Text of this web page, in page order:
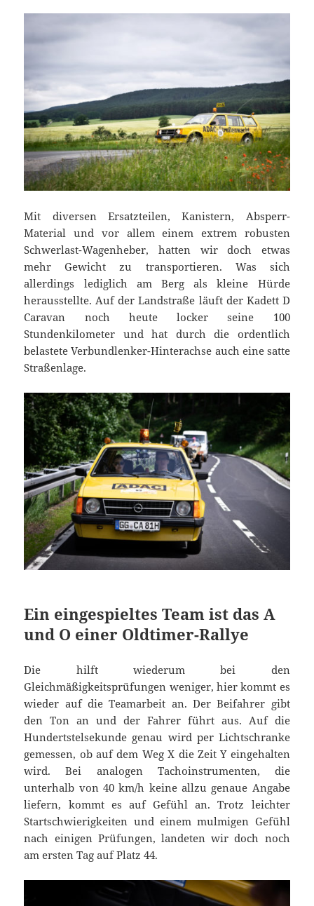
Mit diversen Ersatzteilen, Kanistern, Absperr-
Material und vor allem einem extrem robusten
Schwerlast-Wagenheber, hatten wir doch etwas
mehr Gewicht zu transportieren. Was sich
allerdings lediglich am Berg als kleine Hürde
herausstellte. Auf der Landstraße läuft der Kadett D
Caravan noch heute locker seine 100
Stundenkilometer und hat durch die ordentlich
belastete Verbundlenker-Hinterachse auch eine satte
Straßenlage.
Ein eingespieltes Team ist das A
und O einer Oldtimer-Rallye
Die hilft wiederum bei den
Gleichmäßigkeitsprüfungen weniger, hier kommt es
wieder auf die Teamarbeit an. Der Beifahrer gibt
den Ton an und der Fahrer führt aus. Auf die
Hundertstelsekunde genau wird per Lichtschranke
gemessen, ob auf dem Weg X die Zeit Y eingehalten
wird. Bei analogen Tachoinstrumenten, die
unterhalb von 40 km/h keine allzu genaue Angabe
liefern, kommt es auf Gefühl an. Trotz leichter
Startschwierigkeiten und einem mulmigen Gefühl
nach einigen Prüfungen, landeten wir doch noch
am ersten Tag auf Platz 44.